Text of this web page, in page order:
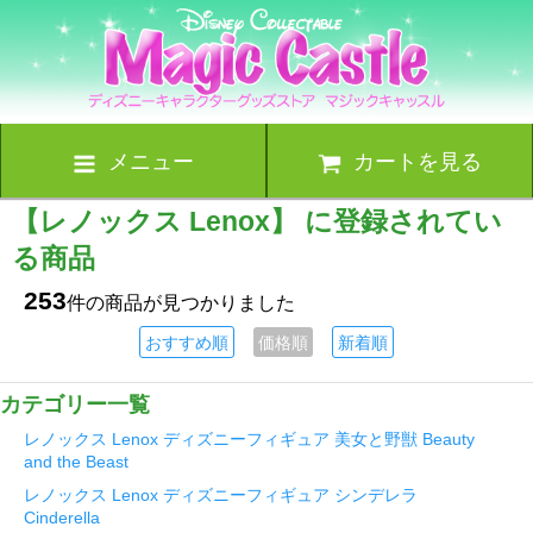
メニュー カートを見る
【レノックス Lenox】 に登録されてい
る商品
253件の商品が見つかりました
おすすめ順 価格順 新着順
カテゴリー一覧
レノックス Lenox ディズニーフィギュア 美女と野獣 Beauty
and the Beast
レノックス Lenox ディズニーフィギュア シンデレラ
Cinderella